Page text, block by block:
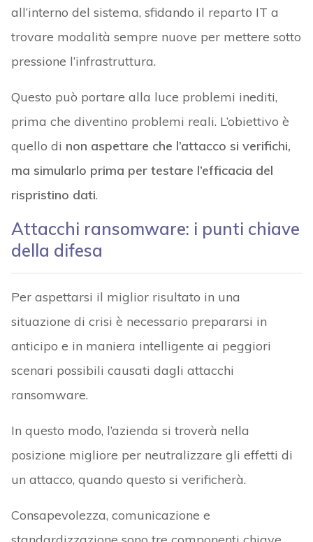
all’interno del sistema, sfidando il reparto IT a
trovare modalità sempre nuove per mettere sotto
pressione l’infrastruttura.
Questo può portare alla luce problemi inediti,
prima che diventino problemi reali. L’obiettivo è
quello di non aspettare che l’attacco si verifichi,
ma simularlo prima per testare l’efficacia del
rispristino dati.
Attacchi ransomware: i punti chiave
della difesa
Per aspettarsi il miglior risultato in una
situazione di crisi è necessario prepararsi in
anticipo e in maniera intelligente ai peggiori
scenari possibili causati dagli attacchi
ransomware.
In questo modo, l’azienda si troverà nella
posizione migliore per neutralizzare gli effetti di
un attacco, quando questo si verificherà.
Consapevolezza, comunicazione e